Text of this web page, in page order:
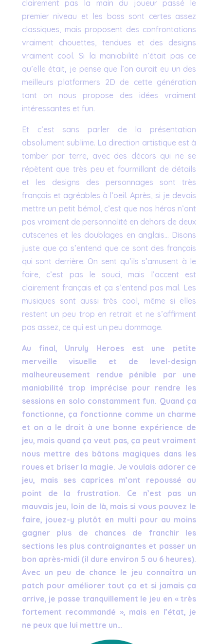
clairement pas la main du joueur passé le
premier niveau et les boss sont certes assez
classiques, mais proposent des confrontations
vraiment chouettes, tendues et des designs
vraiment cool. Si la maniabilité n’était pas ce
qu’elle était, je pense que l’on aurait eu un des
meilleurs platformers 2D de cette génération
tant on nous propose des idées vraiment
intéressantes et fun.
Et c’est sans parler de la présentation
absolument sublime. La direction artistique est à
tomber par terre, avec des décors qui ne se
répètent que très peu et fourmillant de détails
et les designs des personnages sont très
français et agréables à l’oeil. Après, si je devais
mettre un petit bémol, c’est que nos héros n’ont
pas vraiment de personnalité en dehors de deux
cutscenes et les doublages en anglais… Disons
juste que ça s’entend que ce sont des français
qui sont derrière. On sent qu’ils s’amusent à le
faire, c’est pas le souci, mais l’accent est
clairement français et ça s’entend pas mal. Les
musiques sont aussi très cool, même si elles
restent un peu trop en retrait et ne s’affirment
pas assez, ce qui est un peu dommage.
Au final, Unruly Heroes est une petite
merveille visuelle et de level-design
malheureusement rendue pénible par une
maniabilité trop imprécise pour rendre les
sessions en solo constamment fun. Quand ça
fonctionne, ça fonctionne comme un charme
et on a le droit à une bonne expérience de
jeu, mais quand ça veut pas, ça peut vraiment
nous mettre des bâtons magiques dans les
roues et briser la magie. Je voulais adorer ce
jeu, mais ses caprices m’ont repoussé au
point de la frustration. Ce n’est pas un
mauvais jeu, loin de là, mais si vous pouvez le
faire, jouez-y plutôt en multi pour au moins
gagner plus de chances de franchir les
sections les plus contraignantes et passer un
bon après-midi (il dure environ 5 ou 6 heures).
Avec un peu de chance le jeu connaîtra un
patch pour améliorer tout ça et si jamais ça
arrive, je passe tranquillement le jeu en « très
fortement recommandé », mais en l’état, je
ne peux que lui mettre un…